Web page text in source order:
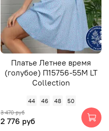
Платье Летнее время
(голубое) П15756-55М LT
Collection
44 46 48 50
3 470 руб
2 776 руб